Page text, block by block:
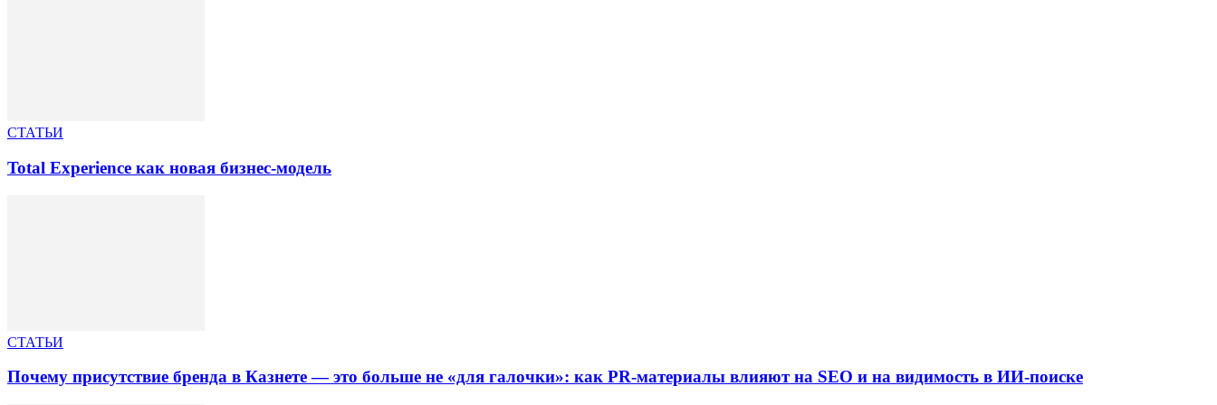
СТАТЬИ
Total Experience как новая бизнес-модель
СТАТЬИ
Почему присутствие бренда в Казнете — это больше не «для галочки»: как PR-материалы влияют на SEO и на видимость в ИИ-поиске